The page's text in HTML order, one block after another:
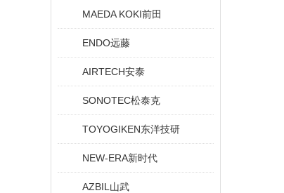
MAEDA KOKI前田
ENDO远藤
AIRTECH安泰
SONOTEC松泰克
TOYOGIKEN东洋技研
NEW-ERA新时代
AZBIL山武